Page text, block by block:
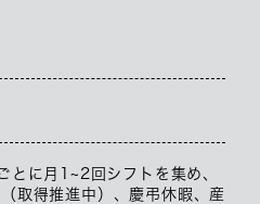
とに月1~2回シフトを集め、
取得推進中）、慶弔休暇、産